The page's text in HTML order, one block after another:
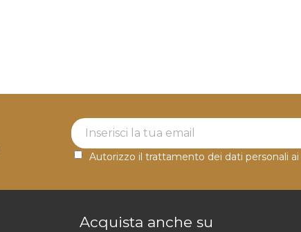
Newsletter Label
Autorizzo il trattamento dei dati personali ai
Acquista anche su